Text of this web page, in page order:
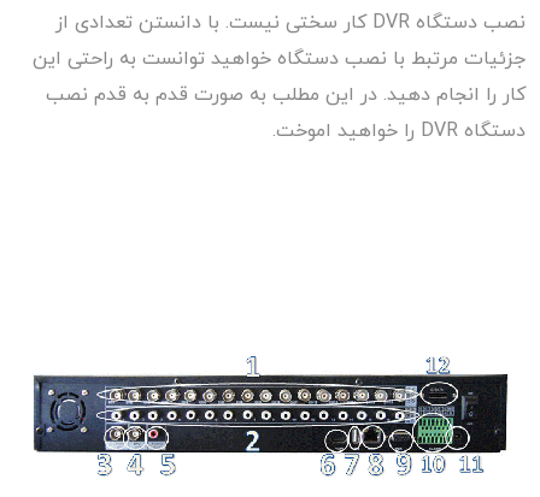
نصب دستگاه DVR کار سختی نیست. با دانستن تعدادی از
جزئیات مرتبط با نصب دستگاه خواهید توانست به راحتی این
کار را انجام دهید. در این مطلب به صورت قدم به قدم نصب
دستگاه DVR را خواهید اموخت.